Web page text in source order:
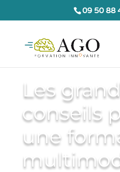
09 50 88
Les
conseils
une